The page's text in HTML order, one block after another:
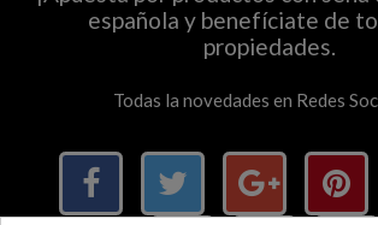
española y benefíciate de
propiedades.
Todas la novedades en Redes